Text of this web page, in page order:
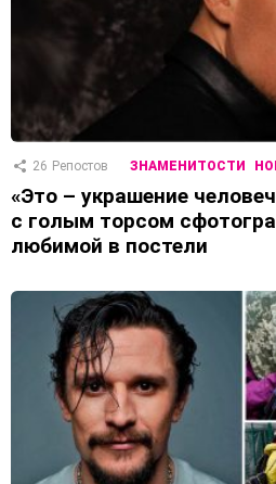
26 Репостов ЗНАМЕНИТОСТИ
«Это – украшение
с голым торсом
любимой в постели